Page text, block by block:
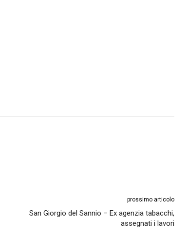
prossimo articolo
San Giorgio del Sannio – Ex agenzia tabacchi,
assegnati i lavori